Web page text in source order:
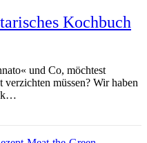
Kochbuch
und Co, möchtest
müssen? Wir haben